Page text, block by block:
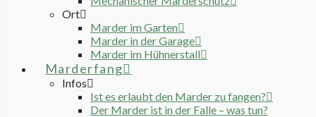
Ort
Marder im Garten
Marder in der Garage
Marder im Hühnerstall
Marderfang
Infos
Ist es erlaubt den Marder zu fangen?
Der Marder ist in der Falle – was tun?